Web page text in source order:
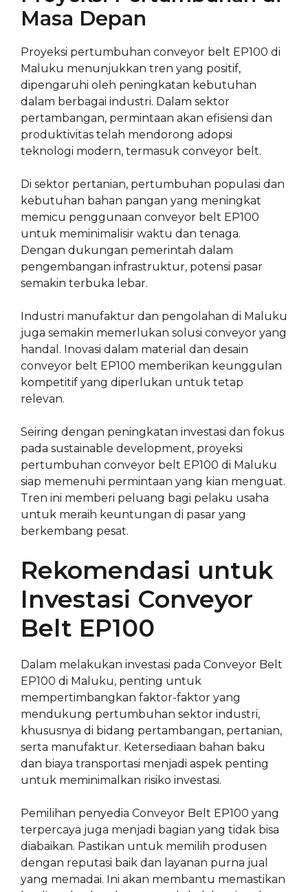
Masa Depan
Proyeksi pertumbuhan conveyor belt EP100 di
Maluku menunjukkan tren yang positif,
dipengaruhi oleh peningkatan kebutuhan
dalam berbagai industri. Dalam sektor
pertambangan, permintaan akan efisiensi dan
produktivitas telah mendorong adopsi
teknologi modern, termasuk conveyor belt.
Di sektor pertanian, pertumbuhan populasi dan
kebutuhan bahan pangan yang meningkat
memicu penggunaan conveyor belt EP100
untuk meminimalisir waktu dan tenaga.
Dengan dukungan pemerintah dalam
pengembangan infrastruktur, potensi pasar
semakin terbuka lebar.
Industri manufaktur dan pengolahan di Maluku
juga semakin memerlukan solusi conveyor yang
handal. Inovasi dalam material dan desain
conveyor belt EP100 memberikan keunggulan
kompetitif yang diperlukan untuk tetap
relevan.
Seiring dengan peningkatan investasi dan fokus
pada sustainable development, proyeksi
pertumbuhan conveyor belt EP100 di Maluku
siap memenuhi permintaan yang kian menguat.
Tren ini memberi peluang bagi pelaku usaha
untuk meraih keuntungan di pasar yang
berkembang pesat.
Rekomendasi untuk
Investasi Conveyor
Belt EP100
Dalam melakukan investasi pada Conveyor Belt
EP100 di Maluku, penting untuk
mempertimbangkan faktor-faktor yang
mendukung pertumbuhan sektor industri,
khususnya di bidang pertambangan, pertanian,
serta manufaktur. Ketersediaan bahan baku
dan biaya transportasi menjadi aspek penting
untuk meminimalkan risiko investasi.
Pemilihan penyedia Conveyor Belt EP100 yang
terpercaya juga menjadi bagian yang tidak bisa
diabaikan. Pastikan untuk memilih produsen
dengan reputasi baik dan layanan purna jual
yang memadai. Ini akan membantu memastikan